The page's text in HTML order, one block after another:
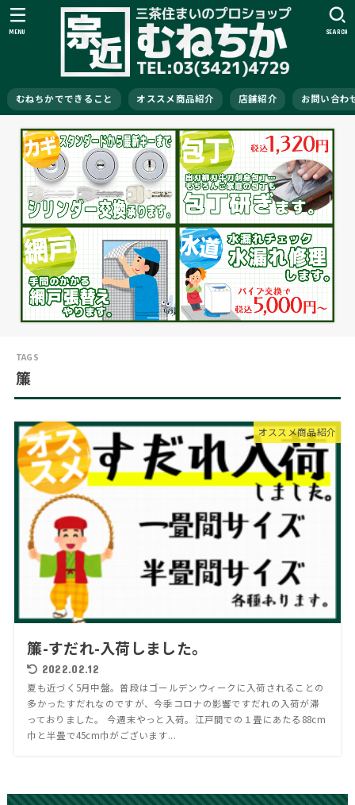
むねちかでできること オススメ商品紹介 店舗紹介 お問い合わ
SEARCH
MENU
簾
オススメ商品紹介
簾-すだれ-入荷しました。
2022.02.12
夏も近づく5月中盤。普段はゴールデンウィークに入荷されることの
多かったすだれなのですが、今季コロナの影響ですだれの入荷が滞
っておりました。 今週末やっと入荷。江戸間での１畳にあたる88cm
巾と半畳で45cm巾がございます...